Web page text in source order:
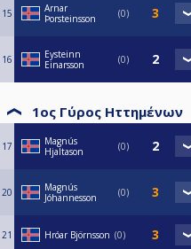
15
Arnar
Þorsteinsson
0
16
Eysteinn
Einarsson
0
1ος Γύρος Ηττημένων
17
Magnús
Hjaltason
0
20
Magnús
Jóhannesson
0
21 Hróar Björnsson 0